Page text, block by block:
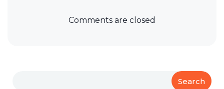
Comments are closed
Search